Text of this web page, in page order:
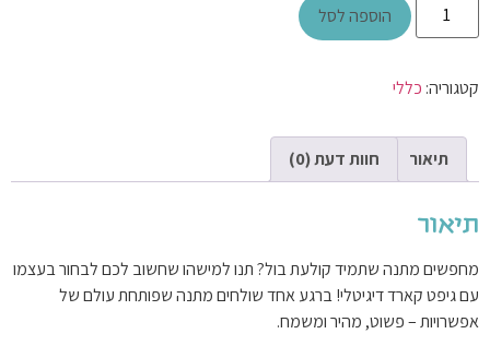
הוספה לסל
קטגוריה: כללי
תיאור חוות דעת (0)
תיאור
מחפשים מתנה שתמיד קולעת בול? תנו למישהו שחשוב לכם לבחור בעצמו
עם גיפט קארד דיגיטלי! ברגע אחד שולחים מתנה שפותחת עולם של
אפשרויות – פשוט, מהיר ומשמח.